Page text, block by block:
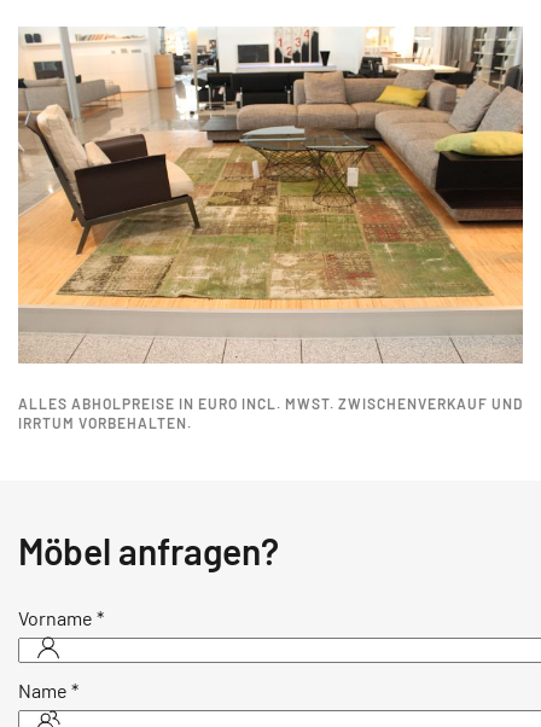
ALLES ABHOLPREISE IN EURO INCL. MWST. ZWISCHENVERKAUF UND
IRRTUM VORBEHALTEN.
Möbel anfragen?
Vorname *
Name *